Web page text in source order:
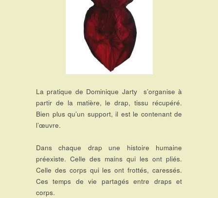
La pratique de Dominique Jarty s’organise à
partir de la matière, le drap, tissu récupéré.
Bien plus qu’un support, il est le contenant de
l’œuvre.
Dans chaque drap une histoire humaine
préexiste. Celle des mains qui les ont pliés.
Celle des corps qui les ont frottés, caressés.
Ces temps de vie partagés entre draps et
corps.